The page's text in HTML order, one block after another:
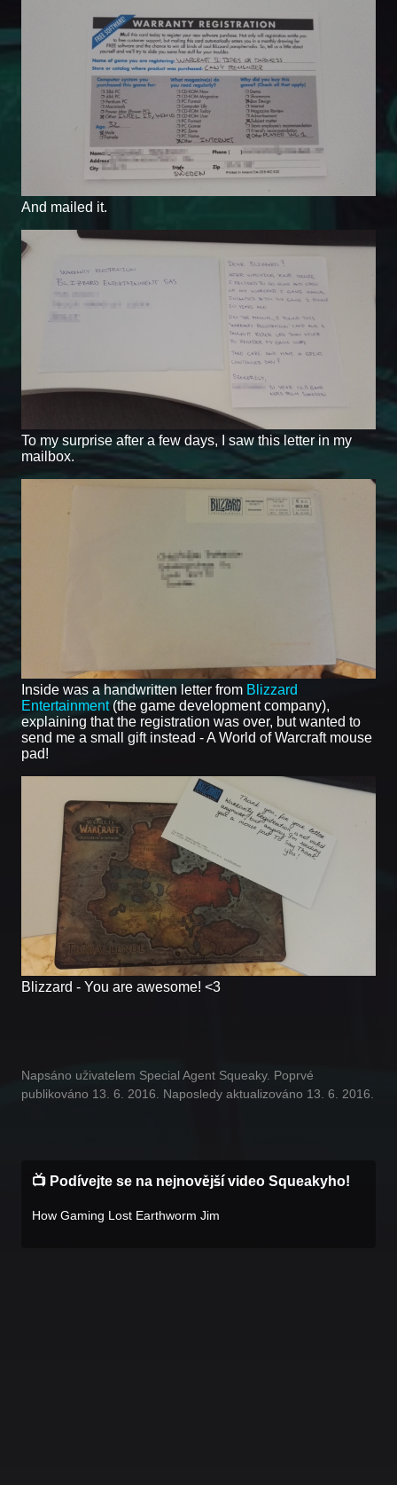
And mailed it.
To my surprise after a few days, I saw this letter in my
mailbox.
Inside was a handwritten letter from Blizzard
Entertainment(the game development company),
explaining that the registration was over, but wanted to
send me a small gift instead - A World of Warcraft mouse
pad!
Blizzard - You are awesome! <3
Napsáno uživatelem Special Agent Squeaky. Poprvé
publikováno 13. 6. 2016. Naposledy aktualizováno 13. 6. 2016.
📺 Podívejte se na nejnovější video Squeakyho!
How Gaming Lost Earthworm Jim